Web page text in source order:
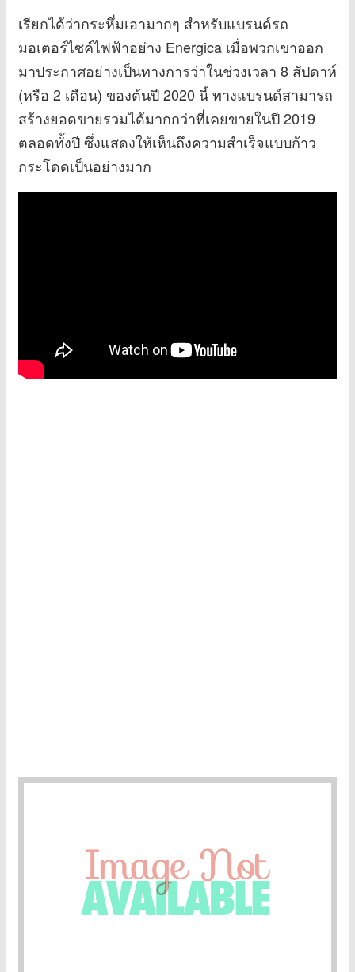
เรียกได้ว่ากระหึ่มเอามากๆ สำหรับแบรนด์รถ
มอเตอร์ไซค์ไฟฟ้าอย่าง Energica เมื่อพวกเขาออก
มาประกาศอย่างเป็นทางการว่าในช่วงเวลา 8 สัปดาห์
(หรือ 2 เดือน) ของต้นปี 2020 นี้ ทางแบรนด์สามารถ
สร้างยอดขายรวมได้มากกว่าที่เคยขายในปี 2019
ตลอดทั้งปี ซึ่งแสดงให้เห็นถึงความสำเร็จแบบก้าว
กระโดดเป็นอย่างมาก